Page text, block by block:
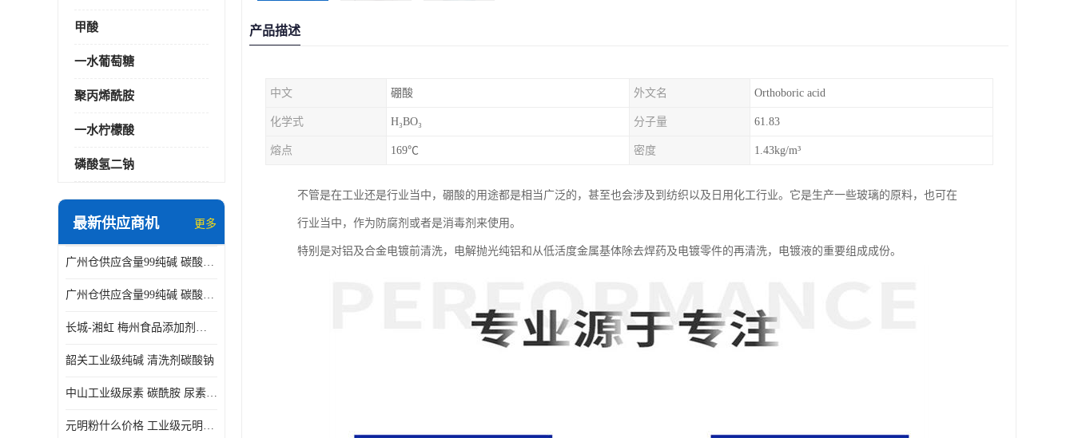
甲酸
一水葡萄糖
聚丙烯酰胺
一水柠檬酸
磷酸氢二钠
最新供应商机 更多
广州仓供应含量99纯碱 碳酸钠 工业级99含量水处理 酸类中和
广州仓供应含量99纯碱 碳酸钠 工业级99含量水处理 生活洗涤
长城-湘虹 梅州食品添加剂焦亚硫酸钠 作防腐剂
韶关工业级纯碱 清洗剂碳酸钠
中山工业级尿素 碳酰胺 尿素是一种高浓度氮肥
元明粉什么价格 工业级元明粉 无水硫酸钠 硫酸钠 合成洗涤剂的填充料
产品描述
中文 硼酸 外文名 Orthoboric acid
化学式 H₃BO₃ 分子量 61.83
熔点 169℃ 密度 1.43kg/m³
不管是在工业还是行业当中，硼酸的用途都是相当广泛的，甚至也会涉及到纺织以及日用化工行业。它是生产一些玻璃的原料，也可在
行业当中，作为防腐剂或者是消毒剂来使用。
特别是对铝及合金电镀前清洗，电解抛光纯铝和从低活度金属基体除去焊药及电镀零件的再清洗，电镀液的重要组成成份。